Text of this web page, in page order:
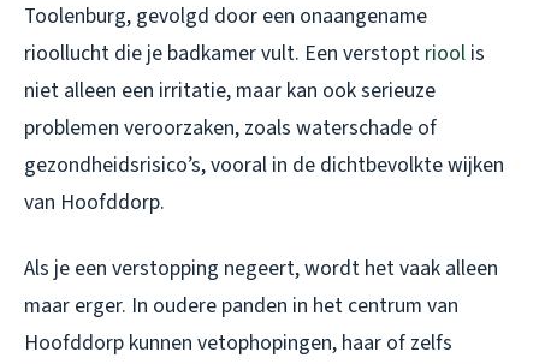
Toolenburg, gevolgd door een onaangename
rioollucht die je badkamer vult. Een verstopt riool is
niet alleen een irritatie, maar kan ook serieuze
problemen veroorzaken, zoals waterschade of
gezondheidsrisico’s, vooral in de dichtbevolkte wijken
van Hoofddorp.
Als je een verstopping negeert, wordt het vaak alleen
maar erger. In oudere panden in het centrum van
Hoofddorp kunnen vetophopingen, haar of zelfs